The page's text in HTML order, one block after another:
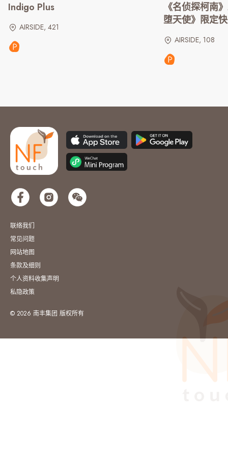
Indigo Plus
AIRSIDE, 421
《名侦探柯南
堕天使》限定
AIRSIDE, 108
联络我们
常见问题
网站地图
条款及细则
个人资料收集声明
私隐政策
© 2026 南丰集团 版权所有